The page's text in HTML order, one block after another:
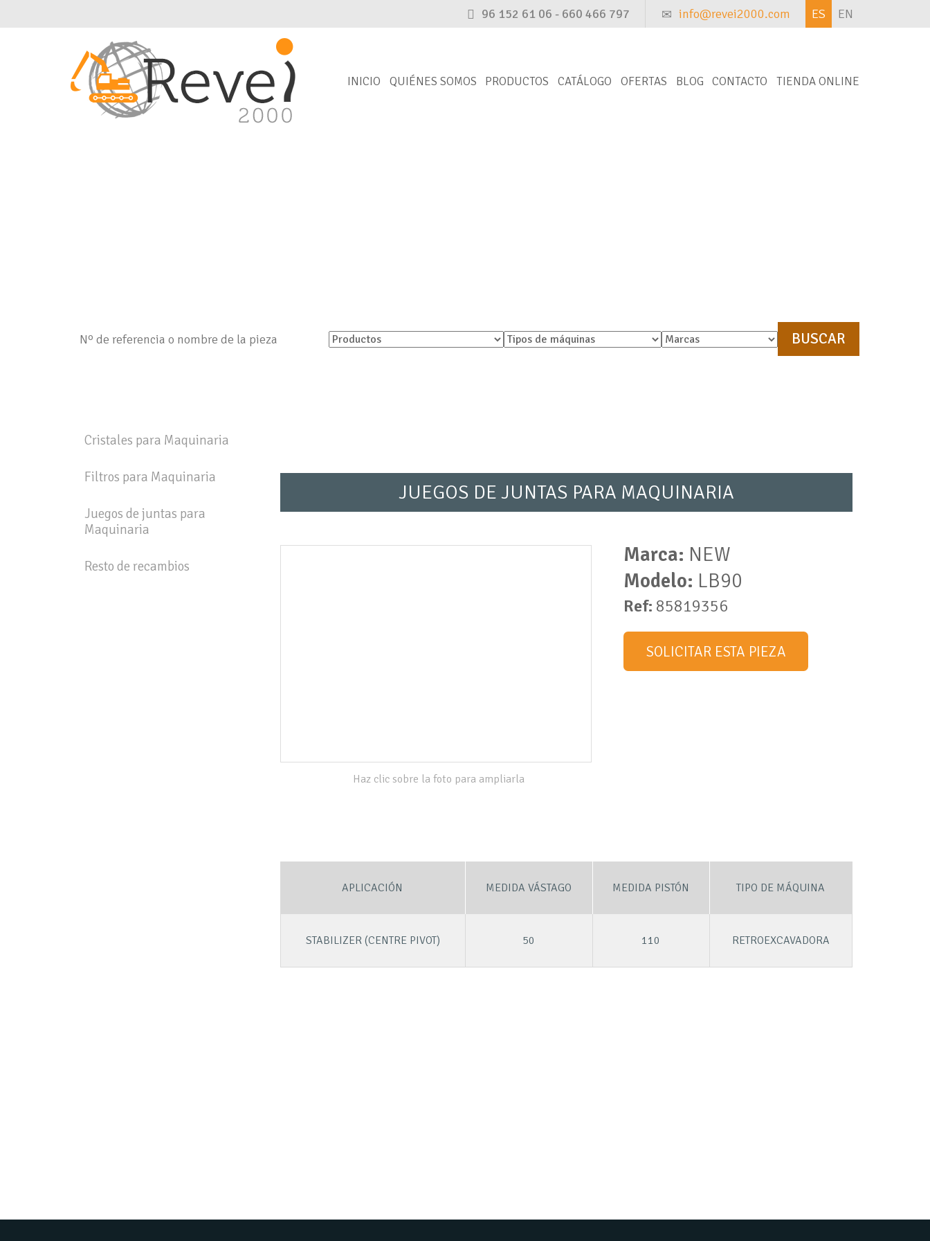
96 152 61 06 - 660 466 797 info@revei2000.com ES EN
INICIO QUIÉNES SOMOS PRODUCTOS CATÁLOGO OFERTAS BLOG CONTACTO TIENDA ONLINE
Cristales para Maquinaria
Filtros para Maquinaria
Juegos de juntas para
Maquinaria
Resto de recambios
JUEGOS DE JUNTAS PARA MAQUINARIA
Haz clic sobre la foto para ampliarla
Marca: NEW
Modelo: LB90
Ref: 85819356
SOLICITAR ESTA PIEZA
APLICACIÓN MEDIDA VÁSTAGO MEDIDA PISTÓN TIPO DE MÁQUINA
STABILIZER (CENTRE PIVOT) 50 110 RETROEXCAVADORA